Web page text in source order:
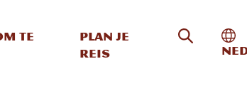
te
Plan je
reis
Zoeken